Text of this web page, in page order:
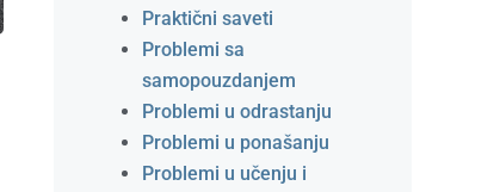
Praktični saveti
Problemi sa
samopouzdanjem
Problemi u odrastanju
Problemi u ponašanju
Problemi u učenju i